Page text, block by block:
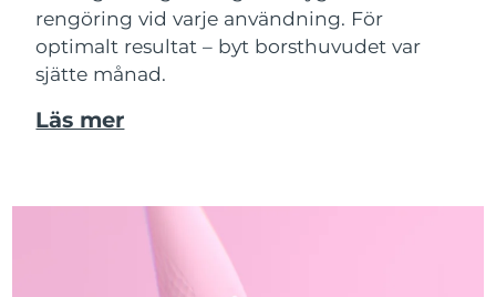
rengöring vid varje användning. För
optimalt resultat – byt borsthuvudet var
sjätte månad.
Läs mer